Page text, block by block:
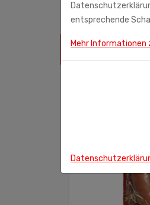
ÄHNLICHE
entsprechende
Mehr Informationen